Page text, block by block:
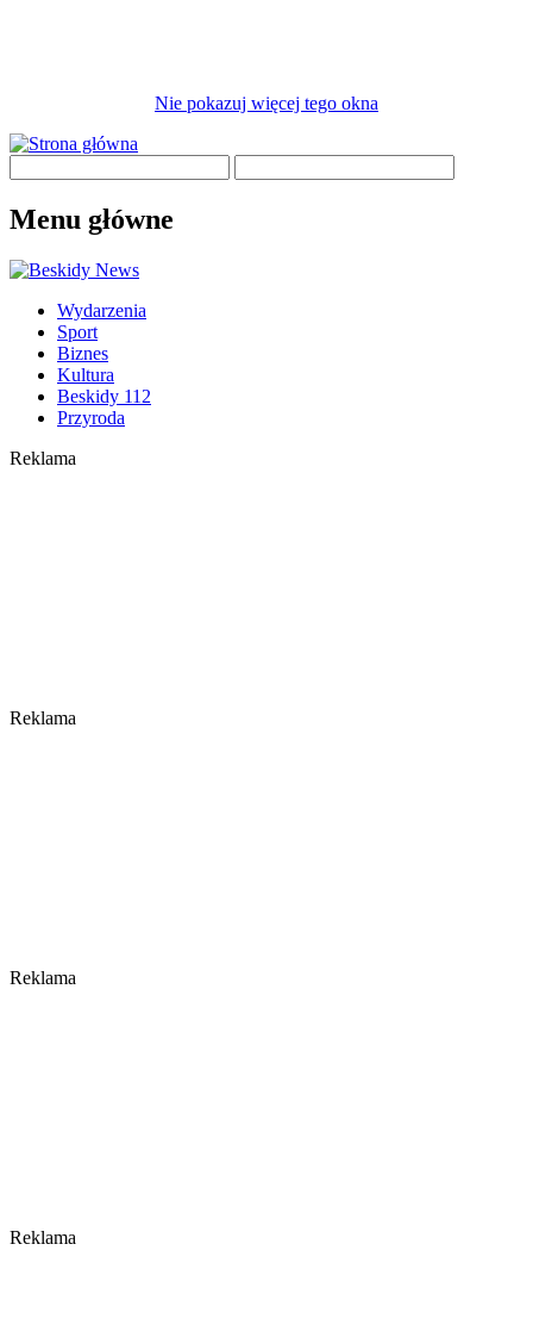
Nie pokazuj więcej tego okna
Menu główne
Wydarzenia
Sport
Biznes
Kultura
Beskidy 112
Przyroda
Reklama
Reklama
Reklama
Reklama